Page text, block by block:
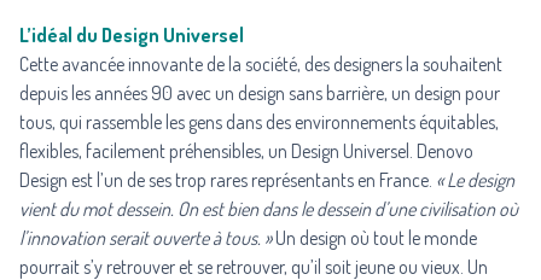
L’idéal du Design Universel
Cette avancée innovante de la société, des designers la souhaitent
depuis les années 90 avec un design sans barrière, un design pour
tous, qui rassemble les gens dans des environnements équitables,
flexibles, facilement préhensibles, un Design Universel. Denovo
Design est l’un de ses trop rares représentants en France. « Le design
vient du mot dessein. On est bien dans le dessein d’une civilisation où
l’innovation serait ouverte à tous. »Un design où tout le monde
pourrait s’y retrouver et se retrouver, qu’il soit jeune ou vieux. Un